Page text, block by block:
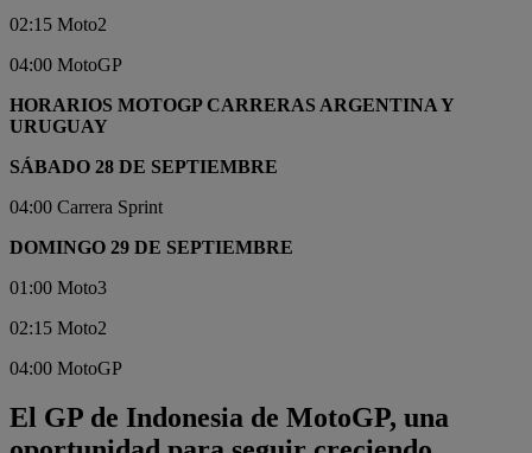
02:15 Moto2
04:00 MotoGP
HORARIOS MOTOGP CARRERAS ARGENTINA Y
URUGUAY
SÁBADO 28 DE SEPTIEMBRE
04:00 Carrera Sprint
DOMINGO 29 DE SEPTIEMBRE
01:00 Moto3
02:15 Moto2
04:00 MotoGP
El GP de Indonesia de MotoGP, una